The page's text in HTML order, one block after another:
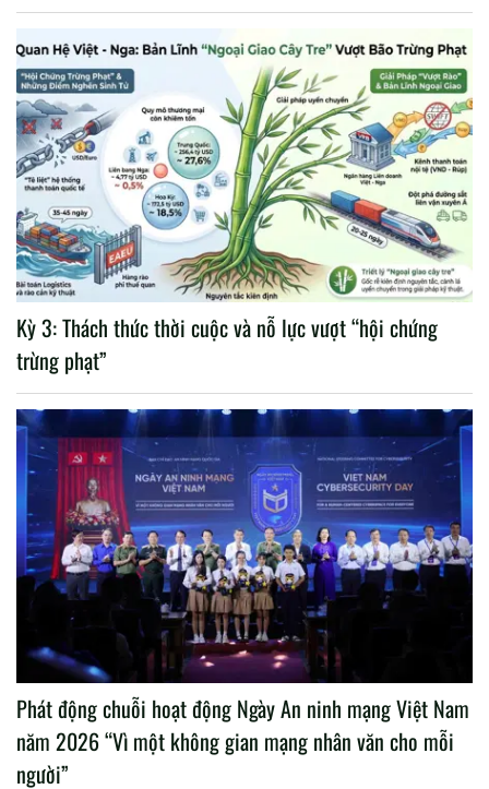
Kỳ 3: Thách thức thời cuộc và nỗ lực vượt “hội chứng
trừng phạt”
Phát động chuỗi hoạt động Ngày An ninh mạng Việt Nam
năm 2026 “Vì một không gian mạng nhân văn cho mỗi
người”